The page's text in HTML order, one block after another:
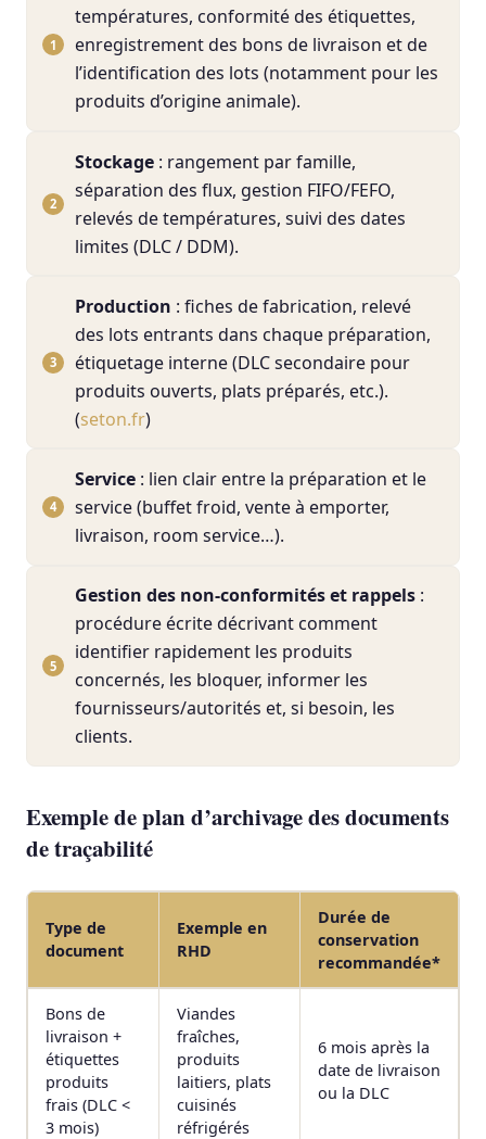
températures, conformité des étiquettes,
enregistrement des bons de livraison et de
l’identification des lots (notamment pour les
produits d’origine animale).
Stockage : rangement par famille,
séparation des flux, gestion FIFO/FEFO,
relevés de températures, suivi des dates
limites (DLC / DDM).
Production : fiches de fabrication, relevé
des lots entrants dans chaque préparation,
étiquetage interne (DLC secondaire pour
produits ouverts, plats préparés, etc.).
(seton.fr)
Service : lien clair entre la préparation et le
service (buffet froid, vente à emporter,
livraison, room service…).
Gestion des non-conformités et rappels :
procédure écrite décrivant comment
identifier rapidement les produits
concernés, les bloquer, informer les
fournisseurs/autorités et, si besoin, les
clients.
Exemple de plan d’archivage des documents
de traçabilité
Type de
document
Exemple en
RHD
Durée de
conservation
recommandée*
Bons de
livraison +
étiquettes
produits
frais (DLC <
3 mois)
Viandes
fraîches,
produits
laitiers, plats
cuisinés
réfrigérés
6 mois après la
date de livraison
ou la DLC